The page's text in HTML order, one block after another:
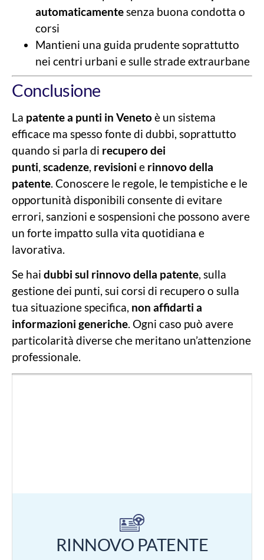
automaticamentesenza buona condotta o
corsi
Mantieni una guida prudente soprattutto
nei centri urbani e sulle strade extraurbane
Conclusione
La patente a punti in Venetoè un sistema
efficace ma spesso fonte di dubbi, soprattutto
quando si parla di recupero dei
punti, scadenze, revisioni e rinnovo della
patente. Conoscere le regole, le tempistiche e le
opportunità disponibili consente di evitare
errori, sanzioni e sospensioni che possono avere
un forte impatto sulla vita quotidiana e
lavorativa.
Se hai dubbi sul rinnovo della patente, sulla
gestione dei punti, sui corsi di recupero o sulla
tua situazione specifica, non affidarti a
informazioni generiche. Ogni caso può avere
particolarità diverse che meritano un’attenzione
professionale.
RINNOVO PATENTE